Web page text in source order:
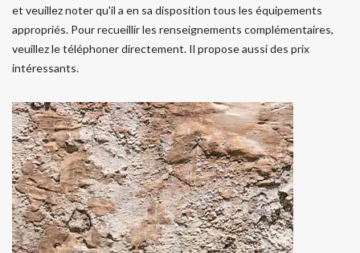
et veuillez noter qu'il a en sa disposition tous les équipements
appropriés. Pour recueillir les renseignements complémentaires,
veuillez le téléphoner directement. Il propose aussi des prix
intéressants.